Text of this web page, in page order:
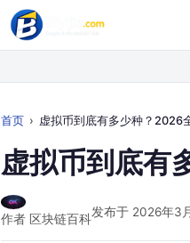
首页 虚拟币到底有多少种？2026全
虚拟币到底有
作者 区块链百科发布于 2026年3